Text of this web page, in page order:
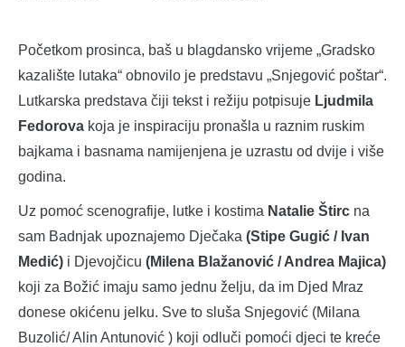
Početkom prosinca, baš u blagdansko vrijeme „Gradsko
kazalište lutaka“ obnovilo je predstavu „Snjegović poštar“.
Lutkarska predstava čiji tekst i režiju potpisuje Ljudmila
Fedorova koja je inspiraciju pronašla u raznim ruskim
bajkama i basnama namijenjena je uzrastu od dvije i više
godina.
Uz pomoć scenografije, lutke i kostima Natalie Štirc na
sam Badnjak upoznajemo Dječaka (Stipe Gugić / Ivan
Medić) i Djevojčicu (Milena Blažanović / Andrea Majica)
koji za Božić imaju samo jednu želju, da im Djed Mraz
donese okićenu jelku. Sve to sluša Snjegović (Milana
Buzolić/ Alin Antunović ) koji odluči pomoći djeci te kreće